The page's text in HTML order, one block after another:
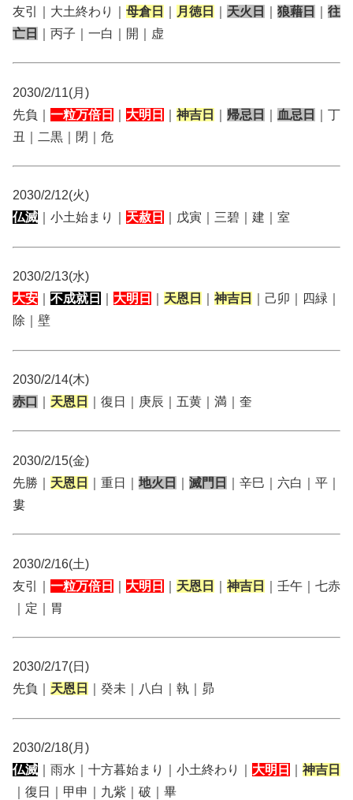
友引｜大土終わり｜ 母倉日 月徳日 天火日 狼藉日
往
亡日
｜丙子｜一白｜開｜虚
2030/2/11(月)
先負｜ 一粒万倍日 大明日 神吉日 帰忌日 血忌日
｜丁
丑｜二黒｜閉｜危
2030/2/12(火)
仏滅 ｜小土始まり｜ 天赦日 ｜戊寅｜三碧｜建｜室
2030/2/13(水)
大安
不成就日 大明日 天恩日 神吉日
｜己卯｜四緑｜
除｜壁
2030/2/14(木)
赤口
天恩日 ｜復日｜庚辰｜五黄｜満｜奎
2030/2/15(金)
先勝｜ 天恩日 ｜重日｜ 地火日 滅門日
｜辛巳｜六白｜平｜
婁
2030/2/16(土)
友引｜ 一粒万倍日 大明日 天恩日 神吉日
｜壬午｜七赤
｜定｜胃
2030/2/17(日)
先負｜ 天恩日 ｜癸未｜八白｜執｜昴
2030/2/18(月)
仏滅 ｜雨水｜十方暮始まり｜小土終わり｜ 大明日
神吉日
｜復日｜甲申｜九紫｜破｜畢